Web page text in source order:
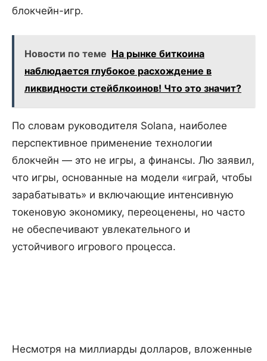
блокчейн-игр.
Новости по теме На рынке биткоина
наблюдается глубокое расхождение в
ликвидности стейблкоинов! Что это значит?
По словам руководителя Solana, наиболее
перспективное применение технологии
блокчейн — это не игры, а финансы. Лю заявил,
что игры, основанные на модели «играй, чтобы
зарабатывать» и включающие интенсивную
токеновую экономику, переоценены, но часто
не обеспечивают увлекательного и
устойчивого игрового процесса.
Несмотря на миллиарды долларов, вложенные